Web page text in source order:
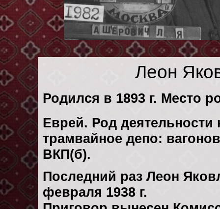
Леон
Родился в 1893 г. Место
Еврей. Род деятельности
трамвайное депо:
ВКП(б).
Последний раз Леон
февраля 1938 г.